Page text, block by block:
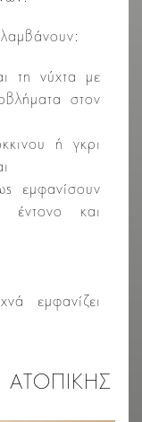
τη νύχτα με
στον
ή γκρι
εμφανίσουν
έντονο και
εμφανίζει